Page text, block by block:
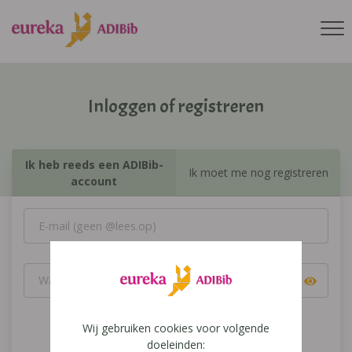
Inloggen of registreren
Ik heb reeds een ADIBib-
account
Ik moet me nog registreren
Inloggen
Wij gebruiken cookies voor volgende
doeleinden: